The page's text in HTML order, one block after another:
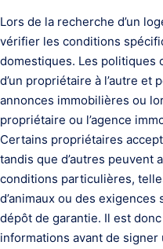
Lors de la recherche d’un
vérifier les conditions
domestiques. Les politiques
d’un propriétaire à l’autre
annonces immobilières ou
propriétaire ou l’agence
Certains propriétaires
tandis que d’autres peuvent
conditions particulières,
d’animaux ou des
dépôt de garantie. Il est
informations avant de